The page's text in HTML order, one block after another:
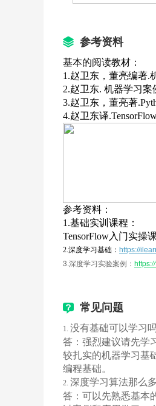
3.5 神经网络的典型
聚类分析
课时目标：
4.3 基于划分的聚类
4.4 基于密度聚类和
4.5 基于模型的聚类
4.7 单元测试
可视化分析
课时目标：
介绍可视化分析的
参考资料
基本的阅读教材：
1.赵卫东，董亮编著.
2.赵卫东. 机器学习案
3.赵卫东，董亮著
4.赵卫东译
参考资料：
1.基础实训课程：
TensorFlow入门实操
2.深度学习基础： https://
3.深度学习实验案例：
常见问题
1. 没有基础可以学习
答：强烈建议请先学
较扎实的机器学习基
编程基础。
2. 深度学习算法那么
答：可以先熟悉基本